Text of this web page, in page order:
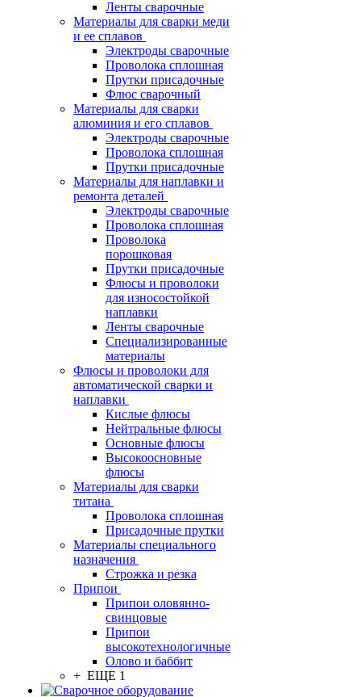
Ленты сварочные
Материалы для сварки меди
и ее сплавов
Электроды сварочные
Проволока сплошная
Прутки присадочные
Флюс сварочный
Материалы для сварки
алюминия и его сплавов
Электроды сварочные
Проволока сплошная
Прутки присадочные
Материалы для наплавки и
ремонта деталей
Электроды сварочные
Проволока сплошная
Проволока
порошковая
Прутки присадочные
Флюсы и проволоки
для износостойкой
наплавки
Ленты сварочные
Специализированные
материалы
Флюсы и проволоки для
автоматической сварки и
наплавки
Кислые флюсы
Нейтральные флюсы
Основные флюсы
Высокоосновные
флюсы
Материалы для сварки
титана
Проволока сплошная
Присадочные прутки
Материалы специального
назначения
Строжка и резка
Припои
Припои оловянно-
свинцовые
Припои
высокотехнологичные
Олово и баббит
+ ЕЩЕ 1